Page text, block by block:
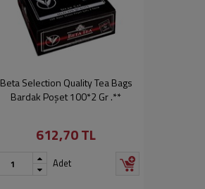
Beta Selection Quality Tea Bags
Bardak Poşet 100*2 Gr .**
612,70 TL
Adet